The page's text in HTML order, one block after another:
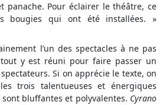
panache. Pour éclairer le théâtre, ce
bougies qui ont été installées. »
l’un des spectacles à ne pas
y est réuni pour faire passer un
Si on apprécie le texte, on
trois talentueuses et énergiques
bluffantes et polyvalentes. Cyrano